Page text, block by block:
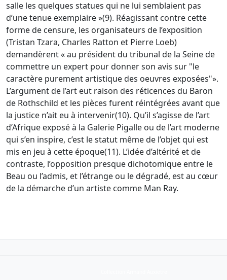
salle les quelques statues qui ne lui semblaient pas
d’une tenue exemplaire »(9). Réagissant contre cette
forme de censure, les organisateurs de l’exposition
(Tristan Tzara, Charles Ratton et Pierre Loeb)
demandèrent « au président du tribunal de la Seine de
commettre un expert pour donner son avis sur "le
caractère purement artistique des oeuvres exposées"».
L’argument de l’art eut raison des réticences du Baron
de Rothschild et les pièces furent réintégrées avant que
la justice n’ait eu à intervenir(10). Qu’il s’agisse de l’art
d’Afrique exposé à la Galerie Pigalle ou de l’art moderne
qui s’en inspire, c’est le statut même de l’objet qui est
mis en jeu à cette époque(11). L’idée d’altérité et de
contraste, l’opposition presque dichotomique entre le
Beau ou l’admis, et l’étrange ou le dégradé, est au cœur
de la démarche d’un artiste comme Man Ray.